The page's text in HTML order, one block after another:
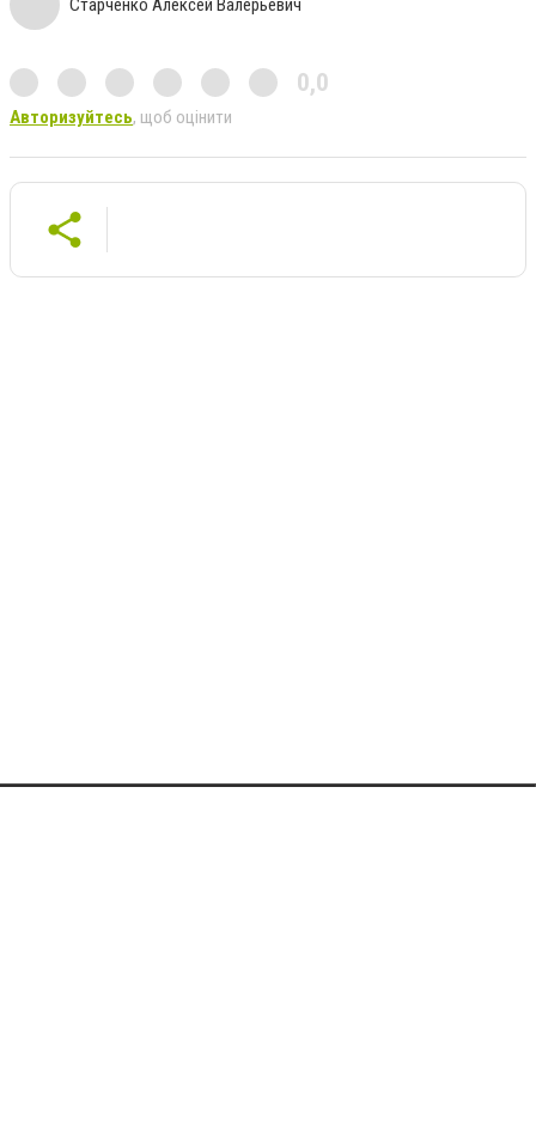
Старченко Алексей Валерьевич
0,0
Авторизуйтесь, щоб оцінити